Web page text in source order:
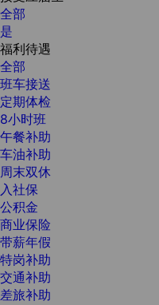
全部
是
福利待遇
全部
班车接送
定期体检
8小时班
午餐补助
车油补助
周末双休
入社保
公积金
商业保险
带薪年假
特岗补助
交通补助
差旅补助